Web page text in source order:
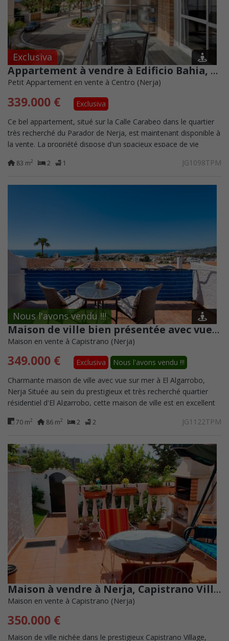
Exclusiva
Appartement à vendre à Edificio Bahia, à côté de l&#39;Hôtel Parador à Nerja
Petit Appartement en vente à Centro (Nerja)
339.000 €
Exclusiva
Ce bel appartement, situé sur la Calle Carabeo dans le quartier
très recherché du Parador de Nerja, est maintenant disponible à
la vente. La propriété dispose d'un spacieux espace de vie
83 m2 2 1 JG1098TPM
Nous l'avons vendu !!!
Maison de ville bien présentée avec vue sur la mer à El Algarrobo, Nerja
Maison en vente à Capistrano (Nerja)
349.000 € Exclusiva
Nous l'avons vendu !!!
Charmante maison de ville avec vue sur mer à El Algarrobo,
Nerja Située au sein du prestigieux et très recherché quartier
résidentiel d'El Algarrobo, cette maison de ville est en excellent
70 m2 86 m2 2 2 JG1122TPM
Maison à vendre à Nerja, Capistrano Village
Maison en vente à Capistrano (Nerja)
350.000 €
Maison de ville nichée dans le prestigieux Capistrano Village,